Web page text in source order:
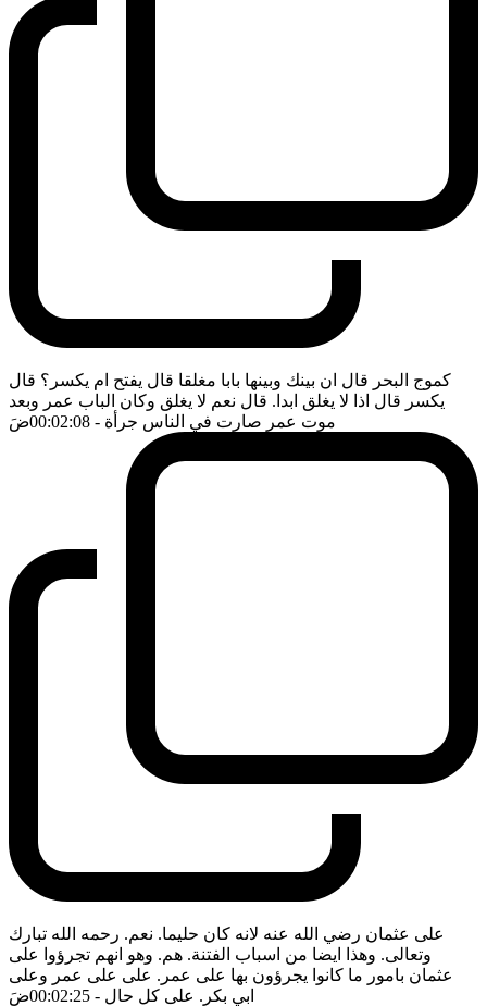
كموج البحر قال ان بينك وبينها بابا مغلقا قال يفتح ام يكسر؟ قال
يكسر قال اذا لا يغلق ابدا. قال نعم لا يغلق وكان الباب عمر وبعد
موت عمر صارت في الناس جرأة - 00:02:08 ضَ
على عثمان رضي الله عنه لانه كان حليما. نعم. رحمه الله تبارك
وتعالى. وهذا ايضا من اسباب الفتنة. هم. وهو انهم تجرؤوا على
عثمان بامور ما كانوا يجرؤون بها على عمر. على على عمر وعلى
ابي بكر. على كل حال - 00:02:25 ضَ